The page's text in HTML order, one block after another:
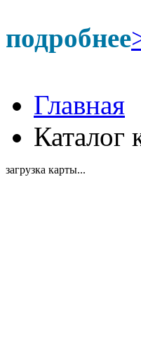
подробнее
Главная
Каталог
загрузка карты...